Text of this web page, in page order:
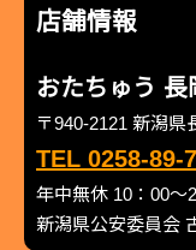
店舗情報
おたちゅう 長
〒940-2121 新潟県
TEL 0258-89-
年中無休 10：00～
新潟県公安委員会